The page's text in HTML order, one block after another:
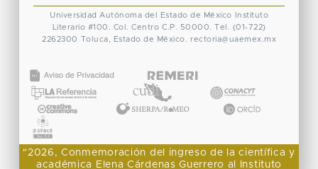
Universidad Autónoma del Estado de México
Instituto
Literario #100. Col. Centro C.P. 50000. Tel. (01-722)
2262300
Toluca, Estado de México. rectoria@uaemex.mx
"2026, Conmemoración del ingreso de la científica y
académica Elena Cárdenas Guerrero al Instituto